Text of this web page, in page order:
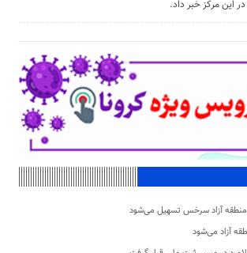
منطقه آزاد سرخس تسهیل می‌شود
آزاد می‌شود